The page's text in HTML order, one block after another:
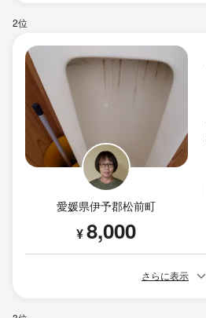
2位
愛媛県伊予郡松前町
¥8,000
さらに表示